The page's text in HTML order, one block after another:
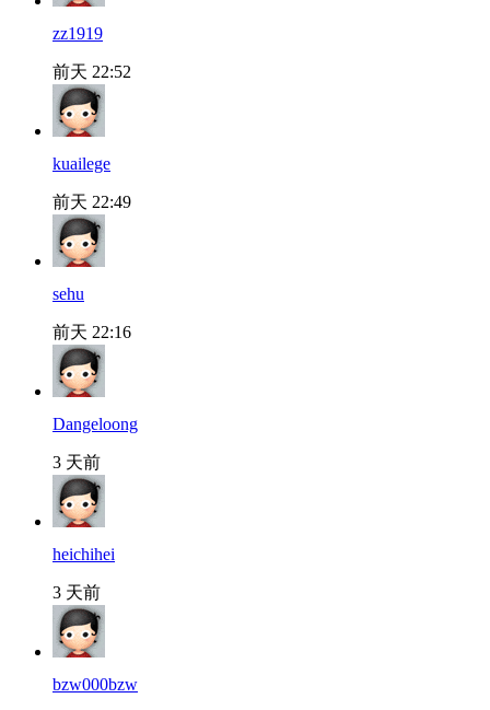
zz1919
前天 22:52
kuailege
前天 22:49
sehu
前天 22:16
Dangeloong
3 天前
heichihei
3 天前
bzw000bzw